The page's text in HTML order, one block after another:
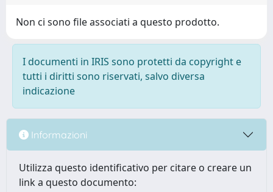
Non ci sono file associati a questo prodotto.
I documenti in IRIS sono protetti da copyright e
tutti i diritti sono riservati, salvo diversa
indicazione
Informazioni
Utilizza questo identificativo per citare o creare un
link a questo documento: